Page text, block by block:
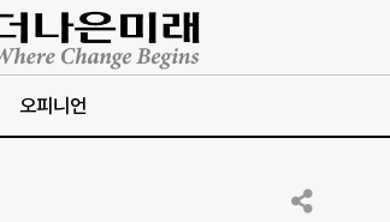
오피니언